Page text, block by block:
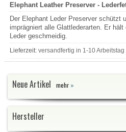
Elephant Leather Preserver -
Der Elephant Leder Preserver schützt
imprägniert alle Glattlederarten. Er hält
Leder geschmeidig.
Lieferzeit: versandfertig in 1-10 Arbeitstag
Neue Artikel mehr »
Hersteller